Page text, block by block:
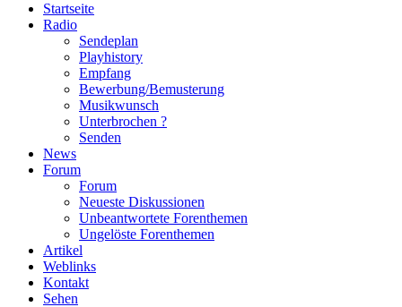
Startseite
Radio
Sendeplan
Playhistory
Empfang
Bewerbung/Bemusterung
Musikwunsch
Unterbrochen ?
Senden
News
Forum
Forum
Neueste Diskussionen
Unbeantwortete Forenthemen
Ungelöste Forenthemen
Artikel
Weblinks
Kontakt
Sehen